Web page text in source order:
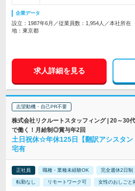
企業データ
設立：1987年6月／従業員数：1,954人／本社所在
地：東京都
求人詳細を見る
志望動機・自己PR不要
株式会社リクルートスタッフィング | 20～30
で働く！月給制◎賞与年2回
土日祝休☆年休125日【翻訳アシスタ
宅有
正社員 職種・業種未経験OK 完全週休2日制
転勤なし リモートワーク可 女性のおしごと